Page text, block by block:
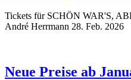
Tickets für SCHÖN WAR'S,
André Herrmann 28. Feb. 2026
Neue Preise ab